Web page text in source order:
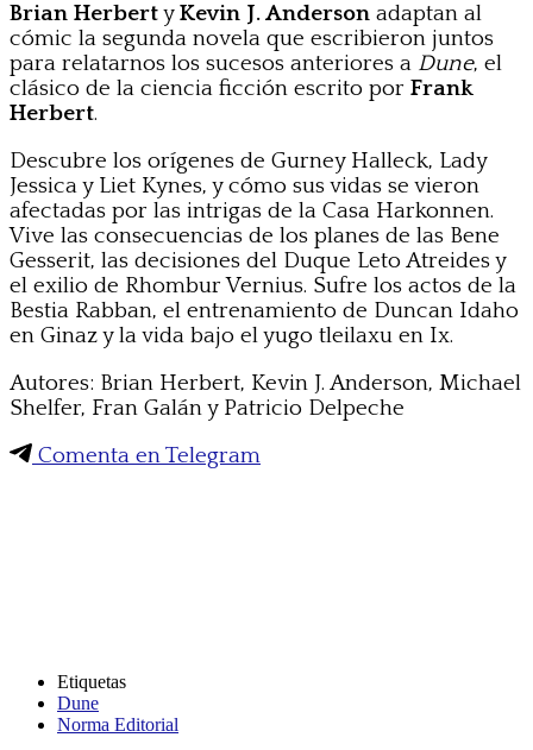
Brian HerbertyKevin J. Anderson adaptan al
cómic la segunda novela que escribieron juntos
para relatarnos los sucesos anteriores a Dune, el
clásico de la ciencia ficción escrito por Frank
Herbert.
Descubre los orígenes de Gurney Halleck, Lady
Jessica y Liet Kynes, y cómo sus vidas se vieron
afectadas por las intrigas de la Casa Harkonnen.
Vive las consecuencias de los planes de las Bene
Gesserit, las decisiones del Duque Leto Atreides y
el exilio de Rhombur Vernius. Sufre los actos de la
Bestia Rabban, el entrenamiento de Duncan Idaho
en Ginaz y la vida bajo el yugo tleilaxu en Ix.
Autores: Brian Herbert, Kevin J. Anderson, Michael
Shelfer, Fran Galán y Patricio Delpeche
Comenta en Telegram
Etiquetas
Dune
Norma Editorial